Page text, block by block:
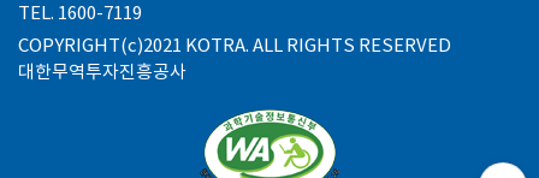
TEL. 1600-7119
COPYRIGHT(c)2021 KOTRA. ALL RIGHTS RESERVED
대한무역투자진흥공사